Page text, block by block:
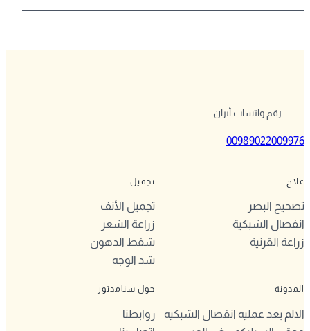
رقم واتساب أيران
00989022009976
علاج
تصحيح البصر
انفصال الشبكية
زراعة القرنية
تجميل
تجميل الأنف
زراعة الشعر
شفط الدهون
شد الوجه
المدونة
الالم بعد عمليه انفصال الشبكيه
حول سنامدتور
روابطنا